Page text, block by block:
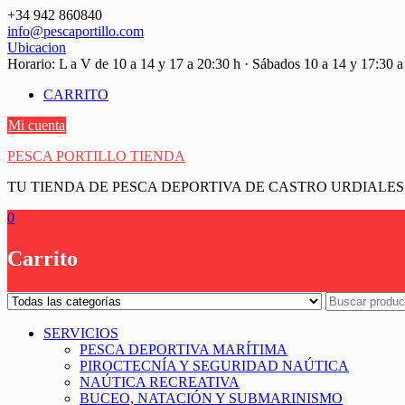
Saltar
contenido
+34 942 860840
info@pescaportillo.com
Ubicacion
Horario: L a V de 10 a 14 y 17 a 20:30 h · Sábados 10 a 14 y 17:30
CARRITO
Mi cuenta
PESCA PORTILLO TIENDA
TU TIENDA DE PESCA DEPORTIVA DE CASTRO URDIALES
0
Carrito
SERVICIOS
PESCA DEPORTIVA MARÍTIMA
PIROCTECNÍA Y SEGURIDAD NAÚTICA
NAÚTICA RECREATIVA
BUCEO, NATACIÓN Y SUBMARINISMO